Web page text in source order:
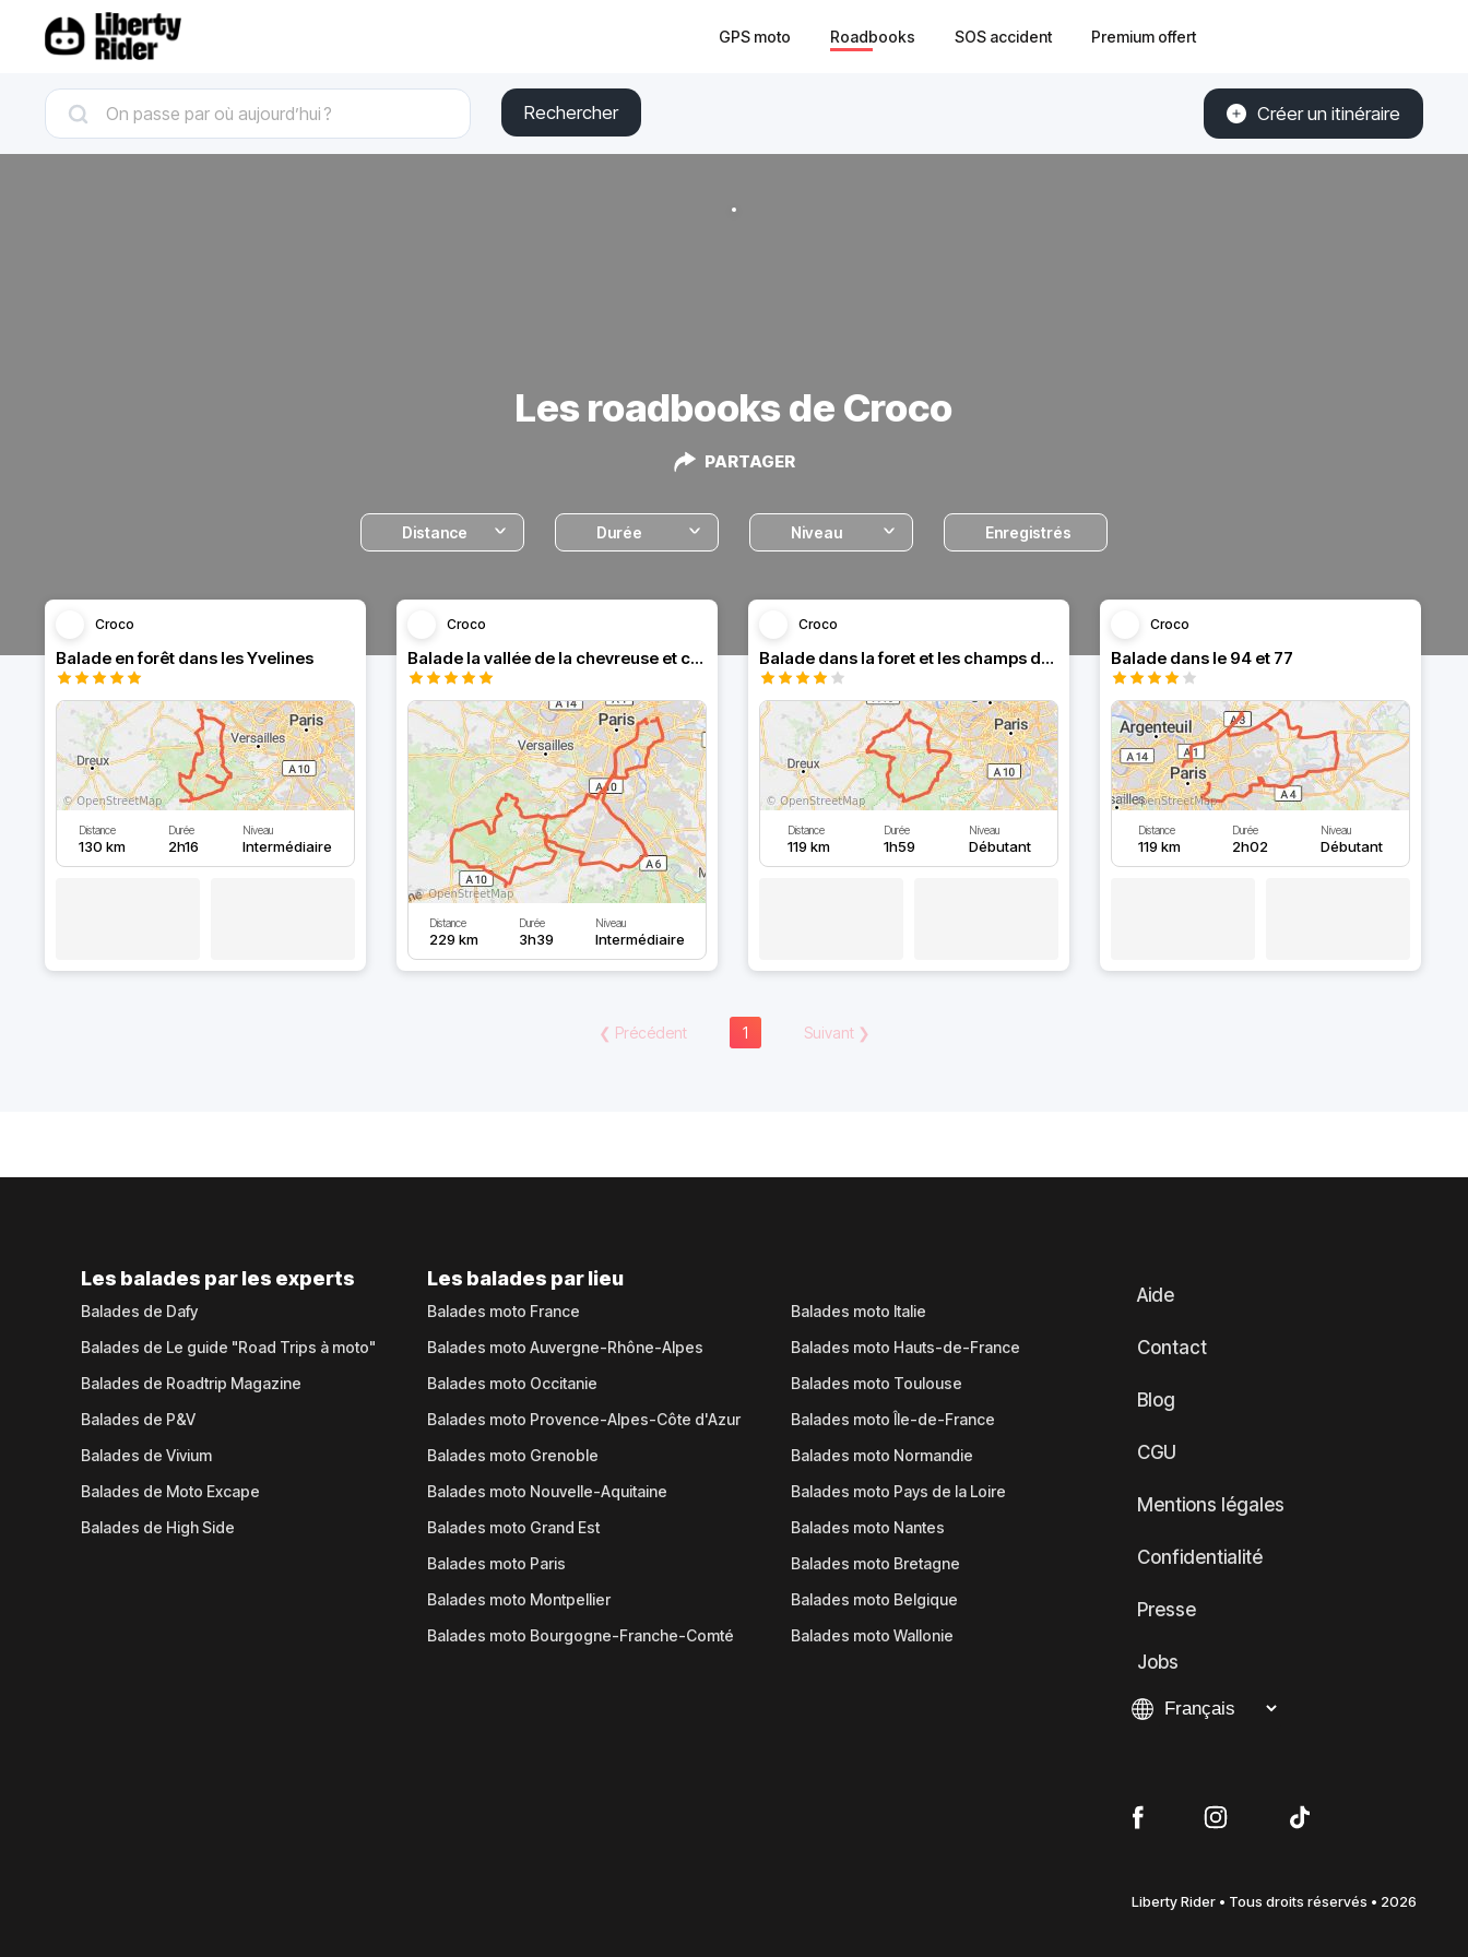
GPS moto Roadbooks SOS accident Premium offert
Rechercher Créer un itinéraire
Les roadbooks de Croco
PARTAGER
Distance Durée Niveau Enregistrés
Croco
Balade en forêt dans les Yvelines
Distance
130 km
Durée
2h16
Niveau
Intermédiaire
Croco
Balade la vallée de la chevreuse et ces alentours
Distance
229 km
Durée
3h39
Niveau
Intermédiaire
Croco
Balade dans la foret et les champs du 78
Distance
119 km
Durée
1h59
Niveau
Débutant
Croco
Balade dans le 94 et 77
Distance
119 km
Durée
2h02
Niveau
Débutant
❮ Précédent 1 Suivant❯
Les balades par les experts
Balades de Dafy
Balades de Le guide "Road Trips à moto"
Balades de Roadtrip Magazine
Balades de P&V
Balades de Vivium
Balades de Moto Excape
Balades de High Side
Les balades par lieu
Balades moto France
Balades moto Auvergne-Rhône-Alpes
Balades moto Occitanie
Balades moto Provence-Alpes-Côte d'Azur
Balades moto Grenoble
Balades moto Nouvelle-Aquitaine
Balades moto Grand Est
Balades moto Paris
Balades moto Montpellier
Balades moto Bourgogne-Franche-Comté
Balades moto Italie
Balades moto Hauts-de-France
Balades moto Toulouse
Balades moto Île-de-France
Balades moto Normandie
Balades moto Pays de la Loire
Balades moto Nantes
Balades moto Bretagne
Balades moto Belgique
Balades moto Wallonie
Aide
Contact
Blog
CGU
Mentions légales
Confidentialité
Presse
Jobs
Liberty Rider • Tous droits réservés • 2026